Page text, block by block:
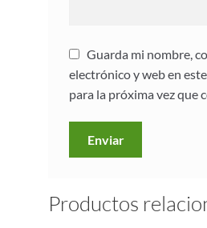
Guarda mi nombre,
electrónico y web en
para la próxima vez que
Productos